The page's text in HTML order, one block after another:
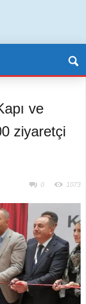
ve
ziyaretçi
0 1073